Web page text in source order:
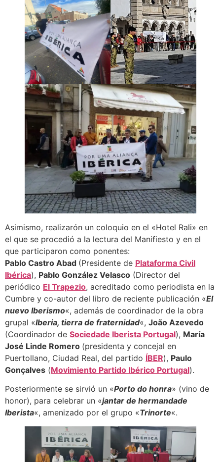
Asimismo, realizarón un coloquio en el «Hotel Rali» en
el que se procedió a la lectura del Manifiesto y en el
que participaron como ponentes:
Pablo Castro Abad (Presidente de Plataforma Civil
Ibérica), Pablo González Velasco (Director del
periódico El Trapezio, acreditado como periodista en la
Cumbre y co-autor del libro de reciente publicación «El
nuevo Iberismo«, además de coordinador de la obra
grupal «Iberia, tierra de fraternidad«, João Azevedo
(Coordinador de Sociedade Iberista Portugal), María
José Linde Romero (presidenta y concejal en
Puertollano, Ciudad Real, del partido ÍBER), Paulo
Gonçalves (Movimiento Partido Ibérico Portugal).
Posteriormente se sirvió un «Porto do honra» (vino de
honor), para celebrar un «jantar de hermandade
Iberista«, amenizado por el grupo «Trinorte«.